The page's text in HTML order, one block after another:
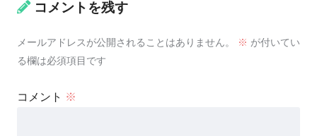
コメントを残す
メールアドレスが公開されることはありません。 ※ が付いてい
る欄は必須項目です
コメント ※